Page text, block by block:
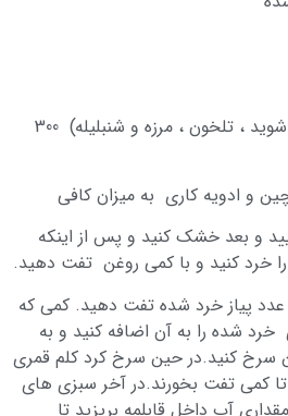
سبزی قمری جعفری ، تره ، شوید ، تلخون ، مرزه و شنبلیله) 300
و ادویه کاری به میزان کافی
و بعد خشک کنید و پس از اینکه
خرد کنید و با کمی روغن تفت دهید.
پیاز خرد شده تفت دهید. کمی که
شده را به آن اضافه کنید و به
سرخ کنید.در حین سرخ کرد کلم قمری
تا کمی تفت بخورند.در آخر سبزی های
آب داخل قابلمه بریزید تا